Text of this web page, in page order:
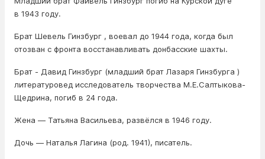
в 1943 году.
Брат Шевель Гинзбург , воевал до 1944 года, когда был
отозван с фронта восстанавливать донбасские шахты.
Брат - Давид Гинзбург (младший брат Лазаря Гинзбурга )
литературовед исследователь творчества М.Е.Салтыкова-
Щедрина, погиб в 24 года.
Жена — Татьяна Васильева, развёлся в 1946 году.
Дочь — Наталья Лагина (род. 1941), писатель.